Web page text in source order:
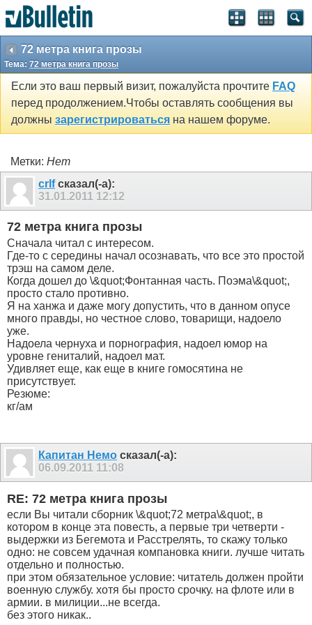
72 метра книга прозы
Тема: 72 метра книга прозы
Если это ваш первый визит, пожалуйста прочтите FAQ
перед продолжением.Чтобы оставлять сообщения вы
должны зарегистрироваться на нашем форуме.
Метки: Нет
crlfсказал(-а):
31.01.2011 12:12
72 метра книга прозы
Сначала читал с интересом.
Где-то с середины начал осознавать, что все это простой
трэш на самом деле.
Когда дошел до \&quot;Фонтанная часть. Поэма\&quot;,
просто стало противно.
Я на ханжа и даже могу допустить, что в данном опусе
много правды, но честное слово, товарищи, надоело
уже.
Надоела чернуха и порнография, надоел юмор на
уровне гениталий, надоел мат.
Удивляет еще, как еще в книге гомосятина не
присутствует.
Резюме:
кг/ам
Капитан Немо сказал(-а):
06.09.2011 11:08
RE: 72 метра книга прозы
если Вы читали сборник \&quot;72 метра\&quot;, в
котором в конце эта повесть, а первые три четверти -
выдержки из Бегемота и Расстрелять, то скажу только
одно: не совсем удачная компановка книги. лучше читать
отдельно и полностью.
при этом обязательное условие: читатель должен пройти
военную службу. хотя бы просто срочку. на флоте или в
армии. в милиции...не всегда.
без этого никак..